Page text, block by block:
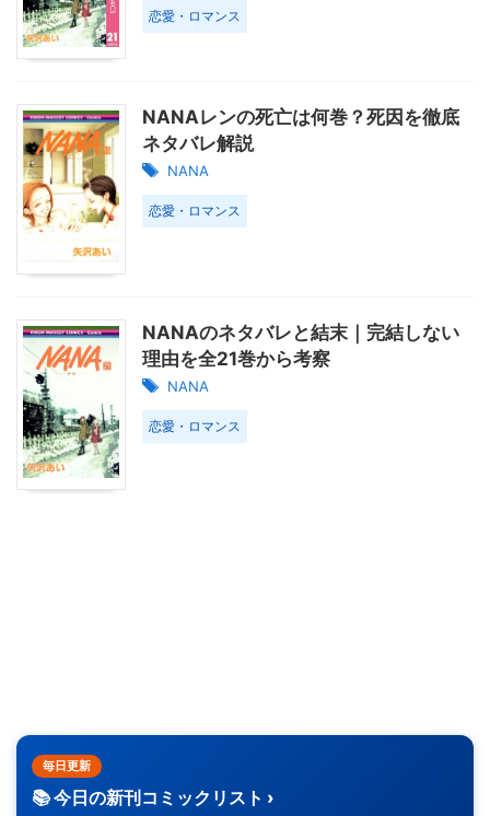
恋愛・ロマンス
NANAレンの死亡は何巻？死因を徹底
ネタバレ解説
NANA
恋愛・ロマンス
NANAのネタバレと結末｜完結しない
理由を全21巻から考察
NANA
恋愛・ロマンス
毎日更新
📚 今日の新刊コミックリスト ›